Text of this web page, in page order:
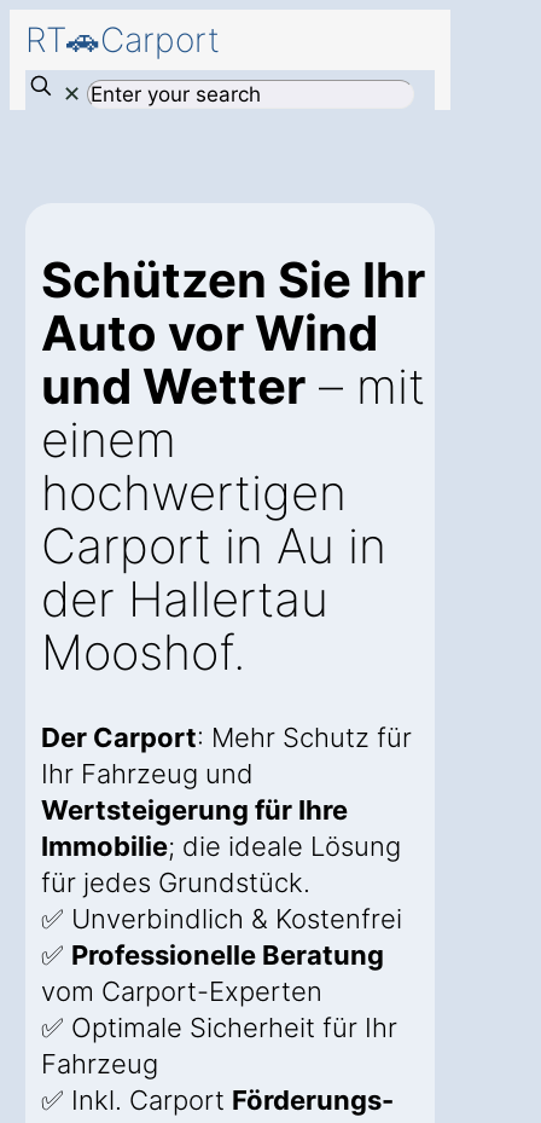
RT🚗Carport
✕
Schützen Sie Ihr
Auto vor Wind
und Wetter – mit
einem
hochwertigen
Carport in Au in
der Hallertau
Mooshof.
Der Carport: Mehr Schutz für
Ihr Fahrzeug und
Wertsteigerung für Ihre
Immobilie; die ideale Lösung
für jedes Grundstück.
✅ Unverbindlich & Kostenfrei
✅ Professionelle Beratung
vom Carport-Experten
✅ Optimale Sicherheit für Ihr
Fahrzeug
✅ Inkl. Carport Förderungs-